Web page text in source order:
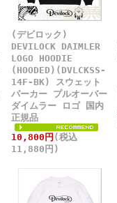
(デビロック)
DEVILOCK DAIMLER
LOGO HOODIE
(HOODED)(DVLCKSS-
14F-BK) スウェット
パーカー プルオーバー
ダイムラー ロゴ 国内
正規品
10,800円 (税込
11,880円)